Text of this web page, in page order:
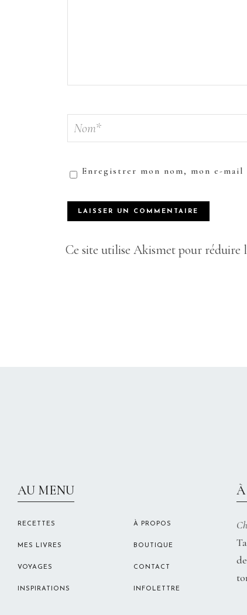
Enregistrer mon nom, mon e-
Ce site utilise Akismet pour réduire
AU MENU
RECETTES
MES LIVRES
VOYAGES
INSPIRATIONS
À PROPOS
BOUTIQUE
CONTACT
INFOLETTRE
À